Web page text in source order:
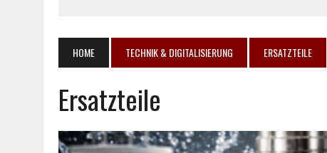
HOME TECHNIK & DIGITALISIERUNG ERSATZTEILE
Ersatzteile